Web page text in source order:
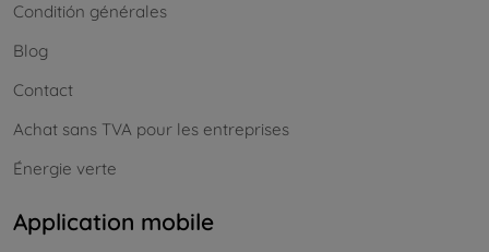
Conditión générales
Blog
Contact
Achat sans TVA pour les entreprises
Énergie verte
Application mobile